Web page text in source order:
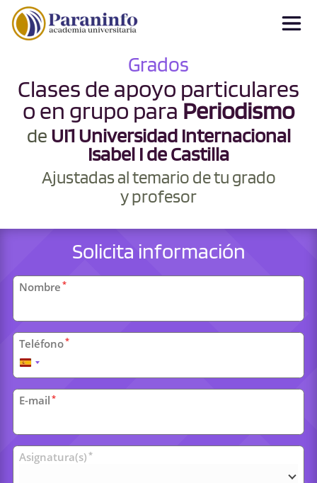
Grados
Clases de apoyo particulares
o en grupo paraPeriodismo
de UI1 Universidad Internacional
Isabel I de Castilla
Ajustadas al temario de tu grado
y profesor
Solicita información
Datos
personales
Nombre *
Teléfono*
España
+34
E-mail *
Clases
universitarias
Asignatura(s) *